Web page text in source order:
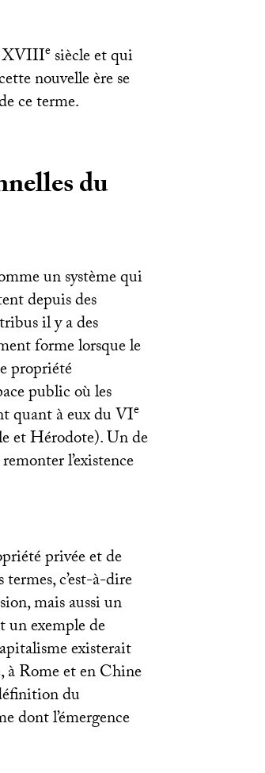
XVIIIe siècle et qui
nouvelle ère se
ce terme.
du
un système qui
depuis des
il y a des
forme lorsque le
propriété
public où les
quant à eux duVIe
et Hérodote). Un de
l’existence
privée et de
c’est-à-dire
mais aussi un
un exemple de
existerait
à Rome et en Chine
du
dont l’émergence